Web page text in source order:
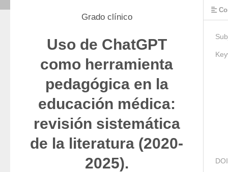
Grado clínico
Uso de ChatGPT
como herramienta
pedagógica en la
educación médica:
revisión sistemática
de la literatura (2020-
2025).
DOI